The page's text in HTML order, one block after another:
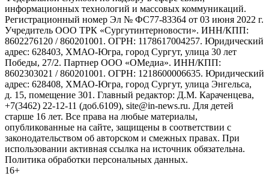
информационных технологий и массовых коммуникаций.
Регистрационный номер Эл № ФС77-83364 от 03 июня 2022 г.
Учредитель ООО ТРК «Сургутинтерновости». ИНН/КПП:
8602276120 / 860201001. ОГРН: 1178617004257. Юридический
адрес: 628403, ХМАО-Югра, город Сургут, улица 30 лет
Победы, 27/2. Партнер ООО «ОМедиа». ИНН/КПП:
8602303021 / 860201001. ОГРН: 1218600006635. Юридический
адрес: 628408, ХМАО-Югра, город Сургут, улица Энгельса,
д. 15, помещение 301. Главный редактор: Д.М. Караченцева,
+7(3462) 22-12-11 (доб.6109), site@in-news.ru. Для детей
старше 16 лет. Все права на любые материалы,
опубликованные на сайте, защищены в соответствии с
законодательством об авторском и смежных правах. При
использовании активная ссылка на источник обязательна.
Политика обработки персональных данных.
16+